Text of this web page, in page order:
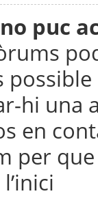
puc
hi una
en
per que